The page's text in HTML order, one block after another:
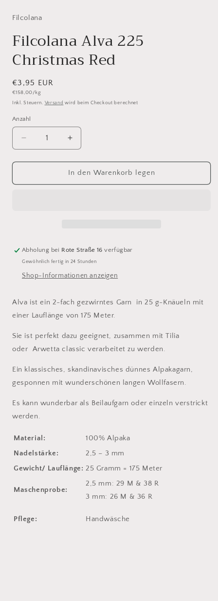
Modal
Filcolana
Filcolana Alva 225
Christmas Red
Normaler
Preis
€3,95 EUR
Grundpreis
€158,00/kg
Inkl. Steuern. Versand wird beim Checkout berechnet
Anzahl
Anzahl
Verringere
die
Menge
Filcolana
Erhöhe
die
Menge
für
Filcolana
In den Warenkorb legen
Abholung bei Rote Straße 16 verfügbar
Gewöhnlich fertig in 24 Stunden
Shop-Informationen anzeigen
Alva ist ein 2-fach gezwirntes Garn in25 g-Knäueln mit
einer Lauflänge von 175 Meter.
Sie ist perfekt dazu geeignet, zusammen mit Tilia
oder Arwetta classic verarbeitet zu werden.
Ein klassisches, skandinavisches dünnes Alpakagarn,
gesponnen mit wunderschönen langen Wollfasern.
Es kann wunderbar als Beilaufgarn oder einzeln verstrickt
werden.
Material:
100% Alpaka
Nadelstärke:
2,5 – 3 mm
Gewicht/ Lauflänge: 25 Gramm = 175 Meter
Maschenprobe:
2,5 mm: 29 M & 38 R
3 mm: 26 M & 36 R
Pflege: Handwäsche